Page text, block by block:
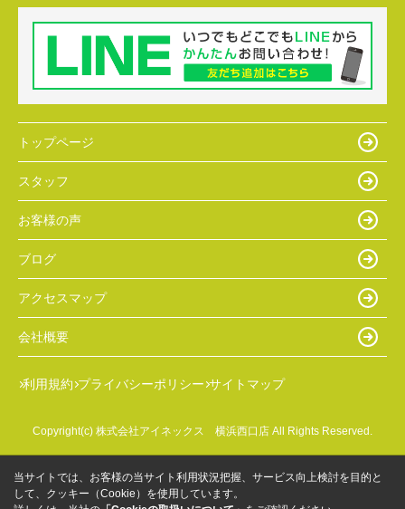
トップページ
スタッフ
お客様の声
ブログ
アクセスマップ
会社概要
利用規約 プライバシーポリシー サイトマップ
Copyright(c) 株式会社アイネックス 横浜西口店 All Rights Reserved.
当サイトでは、お客様の当サイト利用状況把握、サービス向上検討を目的と
して、クッキー（Cookie）を使用しています。